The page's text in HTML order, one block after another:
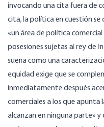
invocando una cita fuera de
cita, la política en cuestión
«un área de política
posesiones sujetas al rey de
suena como una
equidad exige que se
inmediatamente después
comerciales a los que apunta
alcanzan en ninguna parte»